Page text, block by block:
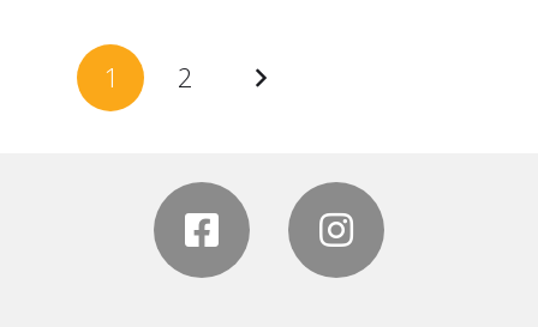
1 2